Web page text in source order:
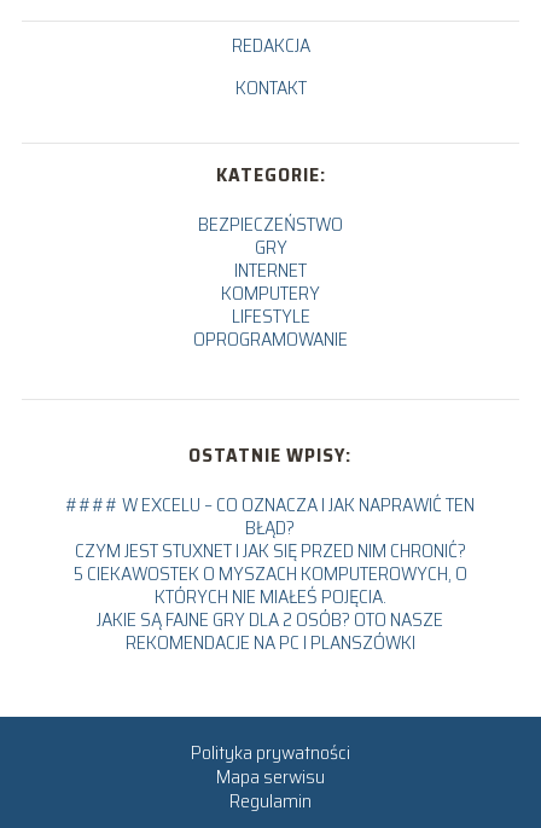
REDAKCJA
KONTAKT
KATEGORIE:
BEZPIECZEŃSTWO
GRY
INTERNET
KOMPUTERY
LIFESTYLE
OPROGRAMOWANIE
OSTATNIE WPISY:
#### W EXCELU – CO OZNACZA I JAK NAPRAWIĆ TEN
BŁĄD?
CZYM JEST STUXNET I JAK SIĘ PRZED NIM CHRONIĆ?
5 CIEKAWOSTEK O MYSZACH KOMPUTEROWYCH, O
KTÓRYCH NIE MIAŁEŚ POJĘCIA.
JAKIE SĄ FAJNE GRY DLA 2 OSÓB? OTO NASZE
REKOMENDACJE NA PC I PLANSZÓWKI
Polityka prywatności
Mapa serwisu
Regulamin